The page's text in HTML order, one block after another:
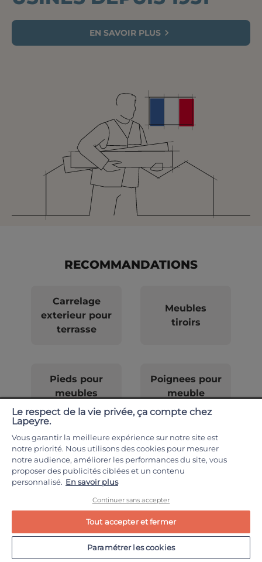
EN SAVOIR PLUS
RECOMMANDATIONS
Carrelage
exterieur pour
terrasse
Meubles
tiroirs
Pieds pour
meubles
Poignees pour
meuble
Lames pour
terrasse
Profile de
finition noir
Meuble salle
de bain mdf
recoupable en
hauteur
Le respect de la vie privée, ça compte chez
Lapeyre.
Vous garantir la meilleure expérience sur notre site est
notre priorité. Nous utilisons des cookies pour mesurer
notre audience, améliorer les performances du site, vous
proposer des publicités ciblées et un contenu
personnalisé. En savoir plus
Continuer sans accepter
Tout accepter et fermer
Paramétrer les cookies